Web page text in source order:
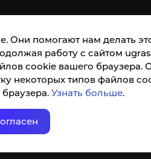
помогают нам делать
работу с сайтом
cookie вашего браузера.
некоторых типов файлов
Узнать больше.
а так же по прямой